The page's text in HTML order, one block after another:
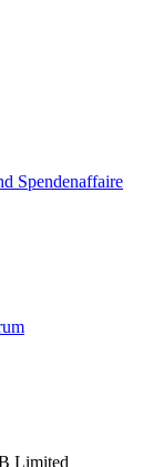
Spendenaffaire
Limited